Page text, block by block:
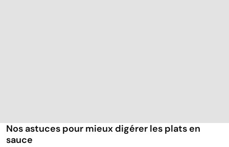
Nos astuces pour mieux digérer les plats en
sauce